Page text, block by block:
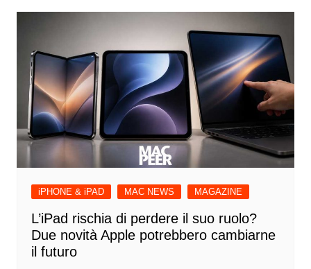
iPHONE & iPAD MAC NEWS MAGAZINE
L’iPad rischia di perdere il suo ruolo?
Due novità Apple potrebbero cambiarne
il futuro